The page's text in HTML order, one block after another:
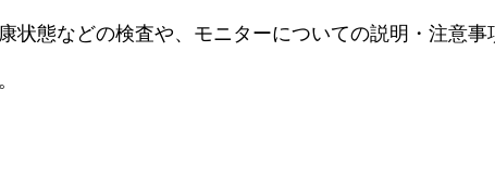
状態などの検査や、モニターについての説明・注意事